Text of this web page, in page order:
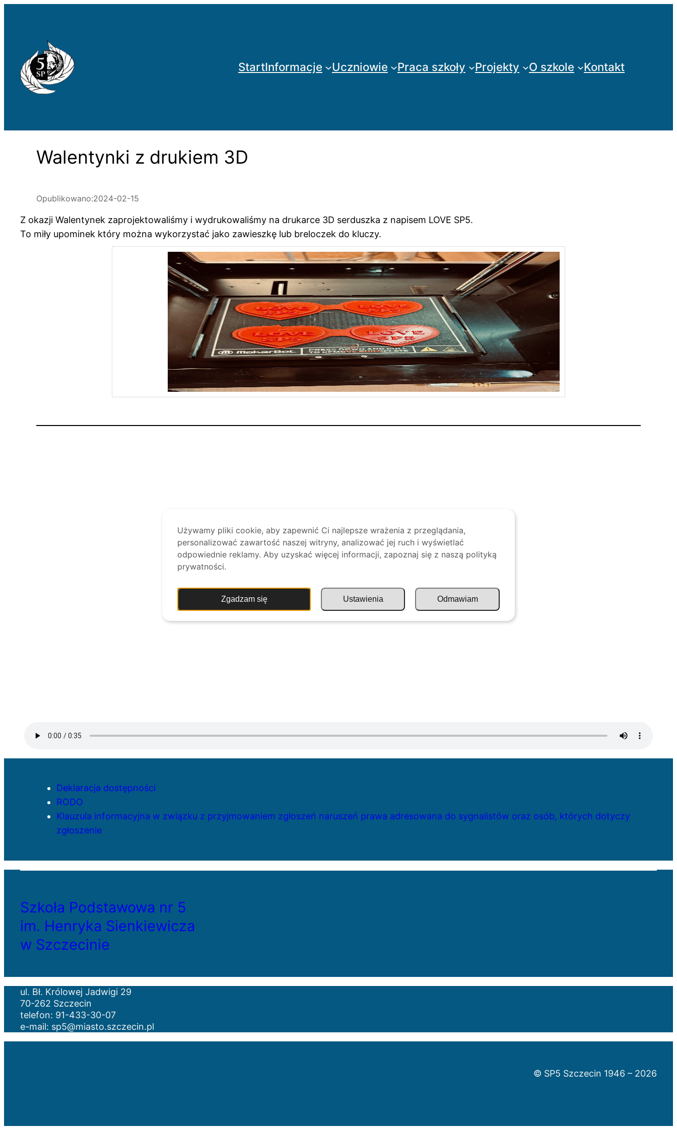
StartInformacje Uczniowie Praca szkoły Projekty O szkole Kontakt
Walentynki z drukiem 3D
Opublikowano:2024-02-15
Z okazji Walentynek zaprojektowaliśmy i wydrukowaliśmy na drukarce 3D serduszka z napisem LOVE SP5.
To miły upominek który można wykorzystać jako zawieszkę lub breloczek do kluczy.
Deklaracja dostępności
RODO
Klauzula informacyjna w związku z przyjmowaniem zgłoszeń naruszeń prawa adresowana do sygnalistów oraz osób, których dotyczy
zgłoszenie
Szkoła Podstawowa nr 5
im. Henryka Sienkiewicza
w Szczecinie
ul. Bł. Królowej Jadwigi 29
70-262 Szczecin
telefon: 91-433-30-07
e-mail: sp5@miasto.szczecin.pl
© SP5 Szczecin 1946 – 2026
Używamy pliki cookie, aby zapewnić Ci najlepsze wrażenia z przeglądania,
personalizować zawartość naszej witryny, analizować jej ruch i wyświetlać
odpowiednie reklamy. Aby uzyskać więcej informacji, zapoznaj się z naszą polityką
prywatności.
Zgadzam się Ustawienia Odmawiam